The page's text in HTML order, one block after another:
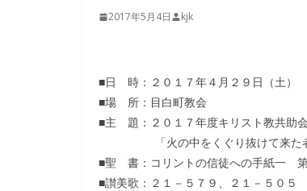
2017年5月4日 kjk
■日 時：２０１７年４月２９日（土）
■場 所：目白町教会
■主 題：２０１７年度キリスト教共助
「火の中をくぐり抜けて来た者
■聖 書：コリントの信徒への手紙一
■讃美歌：２１－５７９、２１－５０５